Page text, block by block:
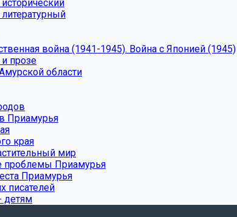
война (1941-1945). Война с Японией (1945)
и прозе
области
Приамурья
края
мир
проблемы Приамурья
Приамурья
писателей
детям